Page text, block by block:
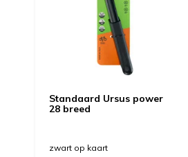
Standaard Ursus power
28 breed
zwart op kaart